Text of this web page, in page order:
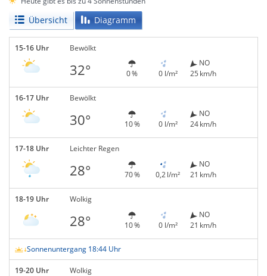
Übersicht Diagramm
15-16 Uhr Bewölkt
32° 0 % 0 l/m²
NO
25 km/h
16-17 Uhr Bewölkt
30° 10 % 0 l/m²
NO
24 km/h
17-18 Uhr Leichter Regen
28° 70 % 0,2 l/m²
NO
21 km/h
18-19 Uhr Wolkig
28° 10 % 0 l/m²
NO
21 km/h
Sonnenuntergang 18:44 Uhr
19-20 Uhr Wolkig